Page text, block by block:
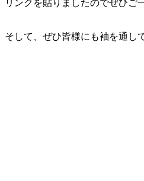
リンクを貼りましたのでぜひ
そして、ぜひ皆様にも袖を通し